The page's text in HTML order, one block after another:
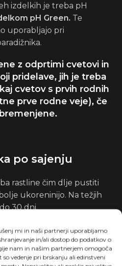
mi in naši partnerji uporabljamo
in/ali dostop do podatkov o
nam in našim partnerjem omogoča
vedenje pri brskanju ali edinstveni
izdelkih je treba pH
pH Green. Te
uporabljajo pri
z odprtimi cvetovi in
pridelave, jih je treba
cvetov s prvih rodnih
prve rodne veje), če
po sajenju
rastline čim dlje pustiti
ukoreninijo. Na težjih
30 dni.
foliarno gnojenje izvajati
Cal B 0,3 %v sončnem